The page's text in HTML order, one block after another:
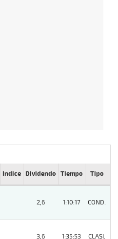
Indice Dividendo Tiempo Tipo
2,6 1:10:17 COND.
3,6 1:35:53 CLASI.